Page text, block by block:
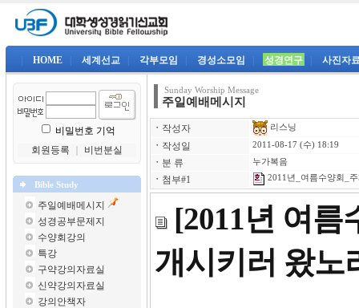
HOME 세계선교 각부모임 경성소모임 성경연구 사진자
비밀번호 기억
회원등록
비번분실
Bible Study
주일예배메시지
성경공부문제지
수양회강의
특강
구약강의자료실
신약강의자료실
강의안책자
Sunday Worship Message
주일예배메시지
ㆍ 작성자 리스닝
ㆍ 작성일 2011-08-17 (수) 18:19
ㆍ 분 류 누가복음
ㆍ 첨부#1 2011년_여름수양회_
[2011년 여름
개시키러 왔노